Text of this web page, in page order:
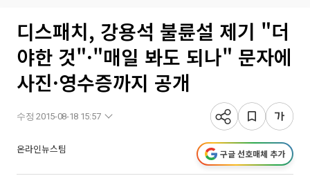
디스패치, 강용석 불륜설 제기 "더
야한 것"·"매일 봐도 되나" 문자에
사진·영수증까지 공개
수정 2015-08-18 15:57
온라인뉴스팀 구글 선호매체 추가